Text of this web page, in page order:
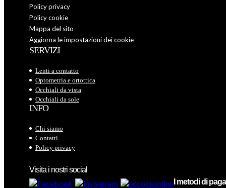
Policy privacy
Policy cookie
Mappa del sito
Aggiorna le impostazioni dei cookie
SERVIZI
Lenti a contatto
Optometria e ortottica
Occhiali da vista
Occhiali da sole
INFO
Chi siamo
Contatti
Policy privacy
Visita i nostri social
I metodi di